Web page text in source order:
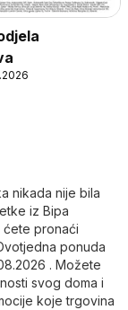
nikada nije bila
iz Bipa
ćete pronaći
ponuda
. Možete
svog doma i
koje trgovina